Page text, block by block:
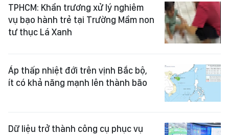
TPHCM: Khẩn trương xử lý nghiêm
vụ bạo hành trẻ tại Trường Mầm non
tư thục Lá Xanh
Áp thấp nhiệt đới trên vịnh Bắc bộ,
ít có khả năng mạnh lên thành bão
Dữ liệu trở thành công cụ phục vụ